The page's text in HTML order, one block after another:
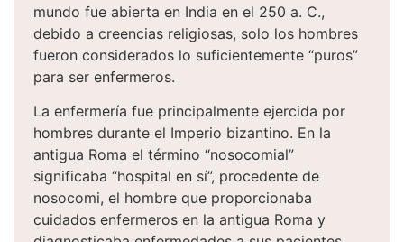
mundo fue abierta en India en el 250 a. C.,
debido a creencias religiosas, solo los hombres
fueron considerados lo suficientemente “puros”
para ser enfermeros.
La enfermería fue principalmente ejercida por
hombres durante el Imperio bizantino. En la
antigua Roma el término “nosocomial”
significaba “hospital en sí”, procedente de
nosocomi, el hombre que proporcionaba
cuidados enfermeros en la antigua Roma y